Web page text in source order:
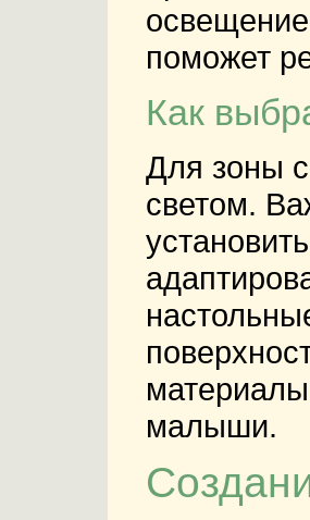
поможет
Как
Для зоны
светом.
малыши.